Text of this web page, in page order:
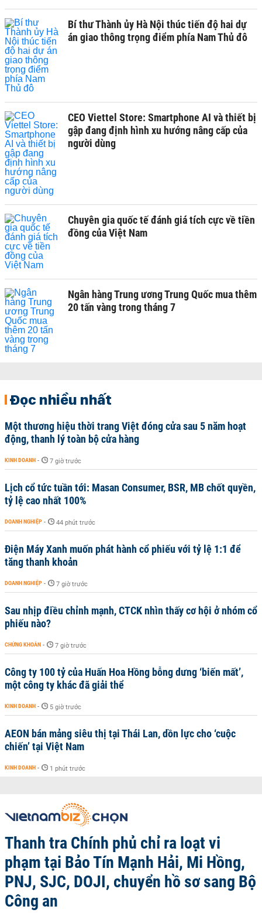
Bí thư Thành ủy Hà Nội thúc tiến độ hai dự
án giao thông trọng điểm phía Nam Thủ đô
CEO Viettel Store: Smartphone AI và thiết bị
gập đang định hình xu hướng nâng cấp của
người dùng
Chuyên gia quốc tế đánh giá tích cực về tiền
đồng của Việt Nam
Ngân hàng Trung ương Trung Quốc mua thêm
20 tấn vàng trong tháng 7
Đọc nhiều nhất
Một thương hiệu thời trang Việt đóng cửa sau 5 năm hoạt
động, thanh lý toàn bộ cửa hàng
KINH DOANH - 7 giờ trước
Lịch cổ tức tuần tới: Masan Consumer, BSR, MB chốt quyền,
tỷ lệ cao nhất 100%
DOANH NGHIỆP - 44 phút trước
Điện Máy Xanh muốn phát hành cổ phiếu với tỷ lệ 1:1 để
tăng thanh khoản
DOANH NGHIỆP - 7 giờ trước
Sau nhịp điều chỉnh mạnh, CTCK nhìn thấy cơ hội ở nhóm cổ
phiếu nào?
CHỨNG KHOÁN - 7 giờ trước
Công ty 100 tỷ của Huấn Hoa Hồng bỗng dưng ‘biến mất’,
một công ty khác đã giải thể
KINH DOANH - 5 giờ trước
AEON bán mảng siêu thị tại Thái Lan, dồn lực cho ‘cuộc
chiến’ tại Việt Nam
KINH DOANH - 1 phút trước
Thanh tra Chính phủ chỉ ra loạt vi
phạm tại Bảo Tín Mạnh Hải, Mi Hồng,
PNJ, SJC, DOJI, chuyển hồ sơ sang Bộ
Công an